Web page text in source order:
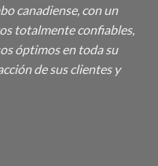
canadiense, con un
totalmente confiables,
óptimos en toda su
de sus clientes y